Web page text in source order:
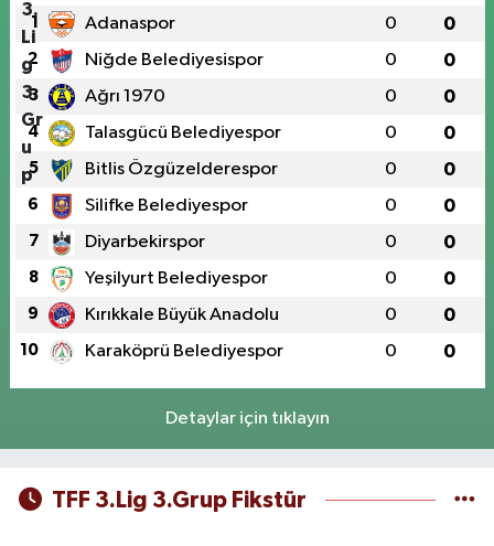
1 Adanaspor 0 0
2 Niğde Belediyesispor 0 0
3 Ağrı 1970 0 0
4 Talasgücü Belediyespor 0 0
5 Bitlis Özgüzelderespor 0 0
6 Silifke Belediyespor 0 0
7 Diyarbekirspor 0 0
8 Yeşilyurt Belediyespor 0 0
9 Kırıkkale Büyük Anadolu 0 0
10 Karaköprü Belediyespor 0 0
Detaylar için tıklayın
TFF 3.Lig 3.Grup Fikstür